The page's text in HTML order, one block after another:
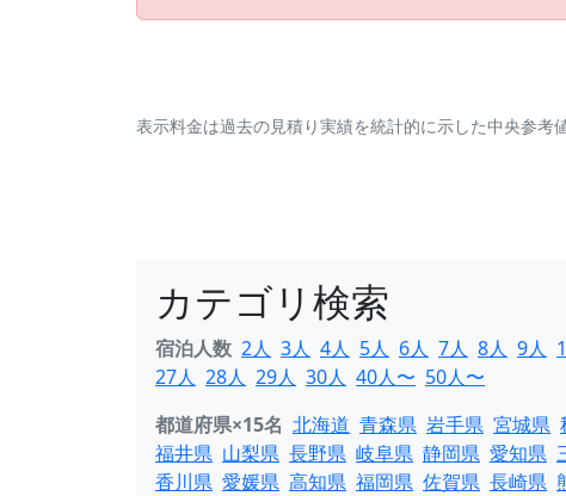
表示料金は過去の見積り実績を統計的に示した中央参考
カテゴリ検索
宿泊人数 2人 3人 4人 5人 6人 7人 8人 9人
27人 28人 29人 30人 40人〜 50人〜
都道府県×15名 北海道 青森県 岩手県 宮城県
福井県 山梨県 長野県 岐阜県 静岡県 愛知県
香川県 愛媛県 高知県 福岡県 佐賀県 長崎県